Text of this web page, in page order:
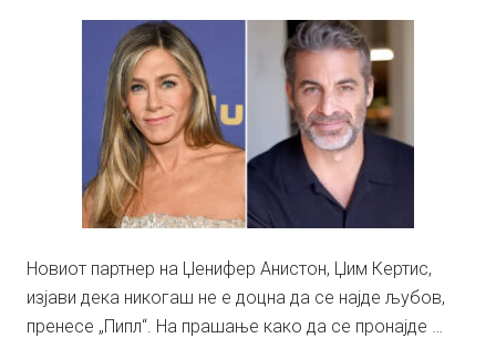
Новиот партнер на Џенифер Анистон, Џим Кертис,
изјави дека никогаш не е доцна да се најде љубов,
пренесе „Пипл“. На прашање како да се пронајде …